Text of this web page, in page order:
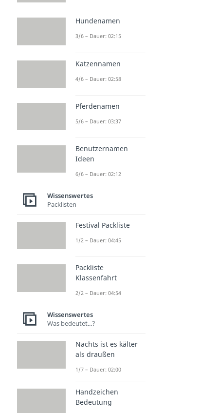
Hundenamen
3/6 – Dauer: 02:15
Katzennamen
4/6 – Dauer: 02:58
Pferdenamen
5/6 – Dauer: 03:37
Benutzernamen
Ideen
6/6 – Dauer: 02:12
Wissenswertes
Packlisten
Festival Packliste
1/2 – Dauer: 04:45
Packliste
Klassenfahrt
2/2 – Dauer: 04:54
Wissenswertes
Was bedeutet...?
Nachts ist es kälter
als draußen
1/7 – Dauer: 02:00
Handzeichen
Bedeutung